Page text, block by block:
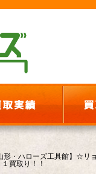
形・ハローズ工具館】☆リ
買取り！！